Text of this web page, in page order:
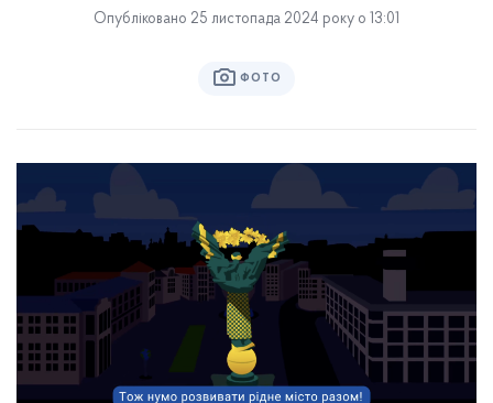
Опубліковано 25 листопада 2024 року о 13:01
ФОТО